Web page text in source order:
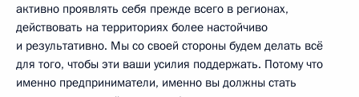
активно проявлять себя прежде всего в регионах,
действовать на территориях более настойчиво
и результативно. Мы со своей стороны будем делать всё
для того, чтобы эти ваши усилия поддержать. Потому что
именно предприниматели, именно вы должны стать